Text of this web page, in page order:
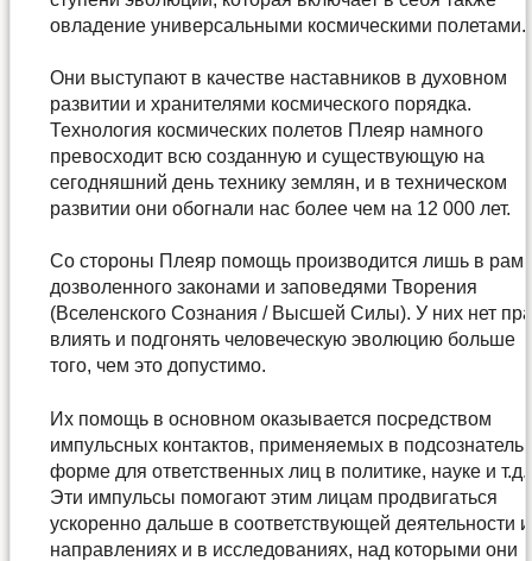
овладение универсальными космическими полетами.
Они выступают в качестве наставников в духовном
развитии и хранителями космического порядка.
Технология космических полетов Плеяр намного
превосходит всю созданную и существующую на
сегодняшний день технику землян, и в техническом
развитии они обогнали нас более чем на 12 000 лет.
Со стороны Плеяр помощь производится лишь в
дозволенного законами и заповедями Творения
(Вселенского Сознания / Высшей Силы). У них нет
влиять и подгонять человеческую эволюцию больше
того, чем это допустимо.
Их помощь в основном оказывается посредством
импульсных контактов, применяемых в
форме для ответственных лиц в политике, науке и т.д.
Эти импульсы помогают этим лицам продвигаться
ускоренно дальше в соответствующей деятельности и
направлениях и в исследованиях, над которыми они